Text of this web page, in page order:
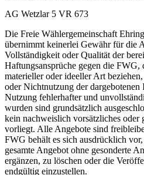
AG Wetzlar 5 VR 673
Die Freie Wählergemeinschaft
übernimmt keinerlei Gewähr für die
Vollständigkeit oder Qualität der
Haftungsansprüche gegen die FWG,
materieller oder ideeller Art
oder Nichtnutzung der
Nutzung fehlerhafter und
wurden sind grundsätzlich
kein nachweislich vorsätzliches oder
vorliegt. Alle Angebote sind
FWG behält es sich ausdrücklich
gesamte Angebot ohne gesonderte
ergänzen, zu löschen oder die
endgültig einzustellen.